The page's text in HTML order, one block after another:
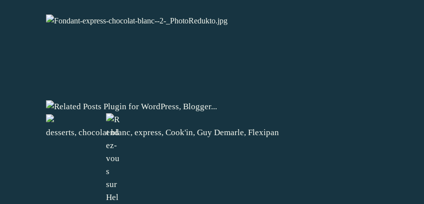
desserts, chocolat blanc, express, Cook'in, Guy Demarle, Flexipan